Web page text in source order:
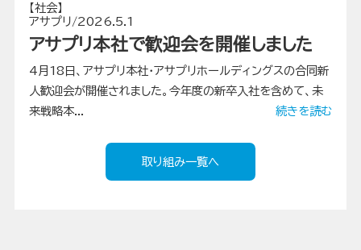
【社会】
アサプリ/2026.5.1
アサプリ本社で歓迎会を開催しました
4月18日、アサプリ本社・アサプリホールディングスの合同新
人歓迎会が開催されました。今年度の新卒入社を含めて、未
来戦略本...
続きを読む
取り組み一覧へ